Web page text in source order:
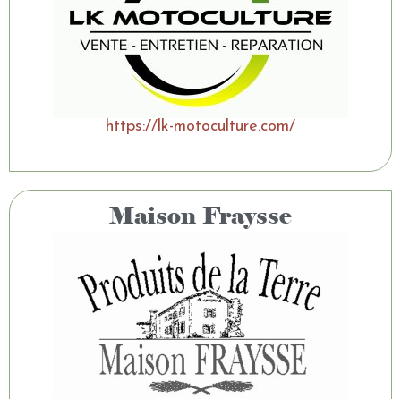
https://lk-motoculture.com/
Maison Fraysse